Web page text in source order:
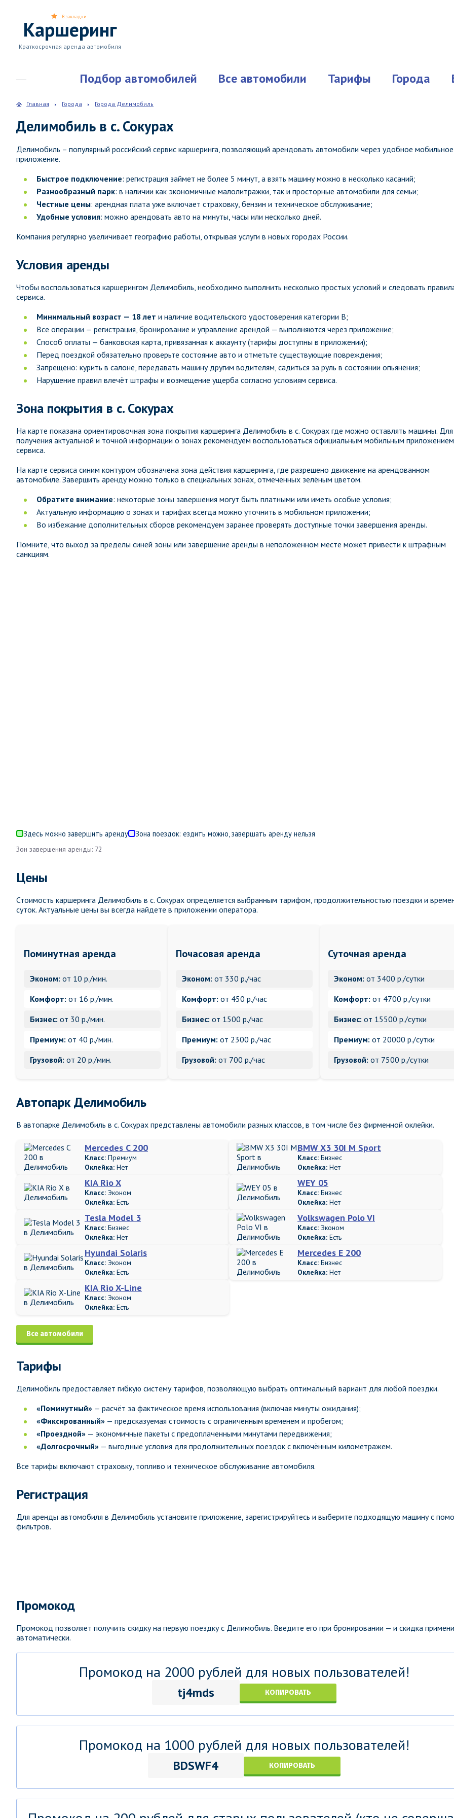
Каршеринг
Краткосрочная аренда автомобиля
Подбор автомобилей Все автомобили Тарифы Города
В закладки
Главная Города Города Делимобиль
Делимобиль в с. Сокурах
Делимобиль – популярный российский сервис каршеринга, позволяющий арендовать автомобили через удобное мобильное
приложение.
Быстрое подключение: регистрация займет не более 5 минут, а взять машину можно в несколько касаний;
Разнообразный парк: в наличии как экономичные малолитражки, так и просторные автомобили для семьи;
Честные цены: арендная плата уже включает страховку, бензин и техническое обслуживание;
Удобные условия: можно арендовать авто на минуты, часы или несколько дней.
Компания регулярно увеличивает географию работы, открывая услуги в новых городах России.
Условия аренды
Чтобы воспользоваться каршерингом Делимобиль, необходимо выполнить несколько простых условий и следовать
сервиса.
Минимальный возраст — 18 лет и наличие водительского удостоверения категории B;
Все операции — регистрация, бронирование и управление арендой — выполняются через приложение;
Способ оплаты — банковская карта, привязанная к аккаунту (тарифы доступны в приложении);
Перед поездкой обязательно проверьте состояние авто и отметьте существующие повреждения;
Запрещено: курить в салоне, передавать машину другим водителям, садиться за руль в состоянии опьянения;
Нарушение правил влечёт штрафы и возмещение ущерба согласно условиям сервиса.
Зона покрытия в с. Сокурах
На карте показана ориентировочная зона покрытия каршеринга Делимобиль в с. Сокурах где можно оставлять машины. Для
получения актуальной и точной информации о зонах рекомендуем воспользоваться официальным мобильным приложением
сервиса.
На карте сервиса синим контуром обозначена зона действия каршеринга, где разрешено движение на арендованном
автомобиле. Завершить аренду можно только в специальных зонах, отмеченных зелёным цветом.
Обратите внимание: некоторые зоны завершения могут быть платными или иметь особые условия;
Актуальную информацию о зонах и тарифах всегда можно уточнить в мобильном приложении;
Во избежание дополнительных сборов рекомендуем заранее проверять доступные точки завершения аренды.
Помните, что выход за пределы синей зоны или завершение аренды в неположенном месте может привести к штрафным
санкциям.
Здесь можно завершить аренду Зона поездок: ездить можно, завершать аренду нельзя
Зон завершения аренды: 72
Цены
Стоимость каршеринга Делимобиль в с. Сокурах определяется выбранным тарифом, продолжительностью поездки и
суток. Актуальные цены вы всегда найдете в приложении оператора.
Поминутная аренда
Эконом: от 10 р./мин.
Комфорт: от 16 р./мин.
Бизнес: от 30 р./мин.
Премиум: от 40 р./мин.
Грузовой: от 20 р./мин.
Почасовая аренда
Эконом: от 330 р./час
Комфорт: от 450 р./час
Бизнес: от 1500 р./час
Премиум: от 2300 р./час
Грузовой: от 700 р./час
Суточная аренда
Эконом: от 3400 р./сутки
Комфорт: от 4700 р./сутки
Бизнес: от 15500 р./сутки
Премиум: от 20000 р./сутки
Грузовой: от 7500 р./сутки
Автопарк Делимобиль
В автопарке Делимобиль в с. Сокурах представлены автомобили разных классов, в том числе без фирменной оклейки.
Mercedes C 200
Класс: Премиум
Оклейка: Нет
BMW X3 30I M Sport
Класс: Бизнес
Оклейка: Нет
KIA Rio X
Класс: Эконом
Оклейка: Есть
WEY 05
Класс: Бизнес
Оклейка: Нет
Tesla Model 3
Класс: Бизнес
Оклейка: Нет
Volkswagen Polo VI
Класс: Эконом
Оклейка: Есть
Hyundai Solaris
Класс: Эконом
Оклейка: Есть
Mercedes E 200
Класс: Бизнес
Оклейка: Нет
KIA Rio X-Line
Класс: Эконом
Оклейка: Есть
Все автомобили
Тарифы
Делимобиль предоставляет гибкую систему тарифов, позволяющую выбрать оптимальный вариант для любой поездки.
«Поминутный» — расчёт за фактическое время использования (включая минуты ожидания);
«Фиксированный» — предсказуемая стоимость с ограниченным временем и пробегом;
«Проездной» — экономичные пакеты с предоплаченными минутами передвижения;
«Долгосрочный» — выгодные условия для продолжительных поездок с включённым километражем.
Все тарифы включают страховку, топливо и техническое обслуживание автомобиля.
Регистрация
Для аренды автомобиля в Делимобиль установите приложение, зарегистрируйтесь и выберите подходящую машину с
фильтров.
Промокод
Промокод позволяет получить скидку на первую поездку с Делимобиль. Введите его при бронировании — и скидка
автоматически.
Промокод на 2000 рублей для новых пользователей!
tj4mds КОПИРОВАТЬ
Промокод на 1000 рублей для новых пользователей!
BDSWF4 КОПИРОВАТЬ